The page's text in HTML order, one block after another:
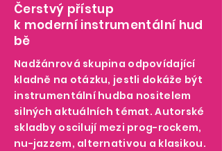
Čerstvý přístup
k moderní instrumentální hud
bě
Nadžánrová skupina odpovídající
kladně na otázku, jestli dokáže být
instrumentální hudba nositelem
silných aktuálních témat. Autorské
skladby oscilují mezi prog-rockem,
nu-jazzem, alternativou a klasikou.